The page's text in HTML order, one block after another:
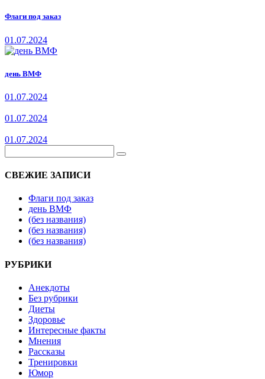
Флаги под заказ
01.07.2024
день ВМФ
01.07.2024
01.07.2024
01.07.2024
СВЕЖИЕ ЗАПИСИ
Флаги под заказ
день ВМФ
(без названия)
(без названия)
(без названия)
РУБРИКИ
Анекдоты
Без рубрики
Диеты
Здоровье
Интересные факты
Мнения
Рассказы
Тренировки
Юмор